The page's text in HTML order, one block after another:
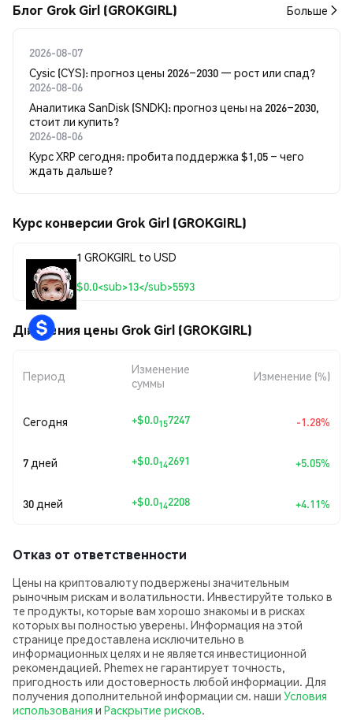
Блог Grok Girl (GROKGIRL) Больше
2026-08-07
Cysic (CYS): прогноз цены 2026–2030 — рост или спад?
2026-08-06
Аналитика SanDisk (SNDK): прогноз цены на 2026–2030,
стоит ли купить?
2026-08-06
Курс XRP сегодня: пробита поддержка $1,05 – чего
ждать дальше?
Курс конверсии Grok Girl (GROKGIRL)
1 GROKGIRL to USD
$0.0<sub>13</sub>5593
Движения цены Grok Girl (GROKGIRL)
Период
Изменение
суммы
Изменение (%)
Сегодня +$0.0157247 -1.28%
7 дней +$0.0142691 +5.05%
30 дней +$0.0142208 +4.11%
Отказ от ответственности
Цены на криптовалюту подвержены значительным
рыночным рискам и волатильности. Инвестируйте только в
те продукты, которые вам хорошо знакомы и в рисках
которых вы полностью уверены. Информация на этой
странице предоставлена исключительно в
информационных целях и не является инвестиционной
рекомендацией. Phemex не гарантирует точность,
пригодность или достоверность любой информации. Для
получения дополнительной информации см. наши Условия
использования и Раскрытие рисков.